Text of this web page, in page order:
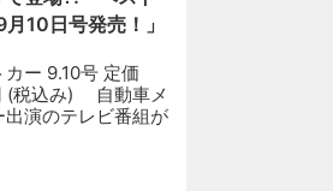
月10日号発売！」
カー 9.10号 定価
(税込み) 自動車メ
出演のテレビ番組が